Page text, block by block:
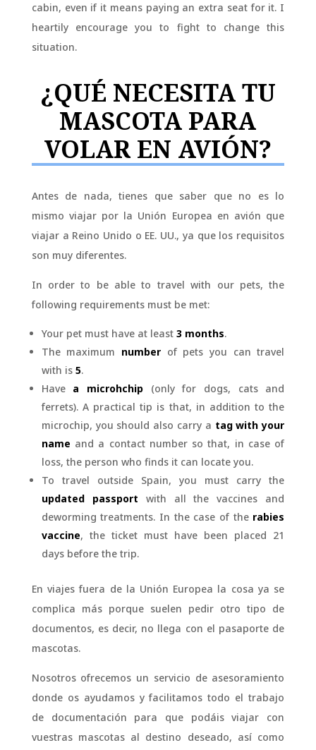
cabin, even if it means paying an extra seat for it. I
heartily encourage you to fight to change this
situation.
¿QUÉ NECESITA TU
MASCOTA PARA
VOLAR EN AVIÓN?
Antes de nada, tienes que saber que no es lo
mismo viajar por la Unión Europea en avión que
viajar a Reino Unido o EE. UU., ya que los requisitos
son muy diferentes.
In order to be able to travel with our pets, the
following requirements must be met:
Your pet must have at least 3 months.
The maximum number of pets you can travel
with is 5.
Have a microhchip
(only for dogs, cats and
ferrets). A practical tip is that, in addition to the
microchip, you should also carry a tag with your
name and a contact number so that, in case of
loss, the person who finds it can locate you.
To travel outside Spain, you must carry the
updated passport with all the vaccines and
deworming treatments. In the case of the rabies
vaccine, the ticket must have been placed 21
days before the trip.
En viajes fuera de la Unión Europea la cosa ya se
complica más porque suelen pedir otro tipo de
documentos, es decir, no llega con el pasaporte de
mascotas.
Nosotros ofrecemos un servicio de asesoramiento
donde os ayudamos y facilitamos todo el trabajo
de documentación para que podáis viajar con
vuestras mascotas al destino deseado, así como